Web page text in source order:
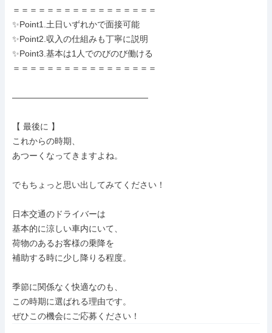
＝＝＝＝＝＝＝＝＝＝＝＝＝＝＝＝＝
✨Point1.土日いずれかで面接可能
✨Point2.収入の仕組みも丁寧に説明
✨Point3.基本は1人でのびのび働ける
＝＝＝＝＝＝＝＝＝＝＝＝＝＝＝＝＝
――――――――――――――――
【 最後に 】
これからの時期、
あつーくなってきますよね。
でもちょっと思い出してみてください！
日本交通のドライバーは
基本的に涼しい車内にいて、
荷物のあるお客様の乗降を
補助する時に少し降りる程度。
季節に関係なく快適なのも、
この時期に選ばれる理由です。
ぜひこの機会にご応募ください！